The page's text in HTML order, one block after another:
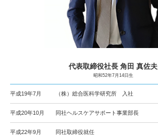
代表取締役社長 角田 真佐夫
昭和52年7月14日生
平成19年7月 （株）総合医科学研究所 入社
平成20年10月 同社ヘルスケアサポート事業部長
平成22年9月 同社取締役就任